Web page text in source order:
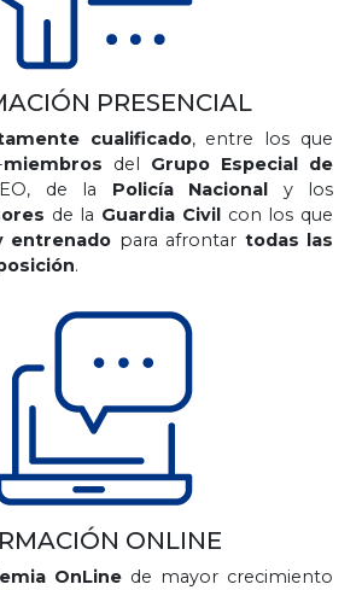
PRESENCIAL
cualificado, entre los que
miembros del Grupo Especial de
de la Policía Nacional y los
de la Guardia Civilcon los que
entrenado para afrontar todas las
.
ONLINE
OnLine de mayor crecimiento